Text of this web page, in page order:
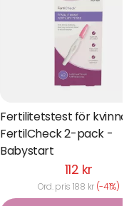
Fertilitetstest för kvinnor
FertilCheck 2-pack -
Babystart
112 kr
Ord. pris 188 kr (-41%)